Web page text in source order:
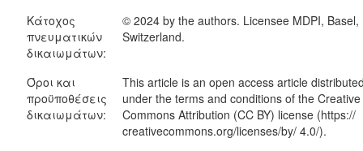
Κάτοχος
πνευματικών
δικαιωμάτων:
© 2024 by the authors. Licensee MDPI, Basel,
Switzerland.
Όροι και
προϋποθέσεις
δικαιωμάτων:
This article is an open access article
under the terms and conditions of the Creative
Commons Attribution (CC BY) license (https://
creativecommons.org/licenses/by/ 4.0/).